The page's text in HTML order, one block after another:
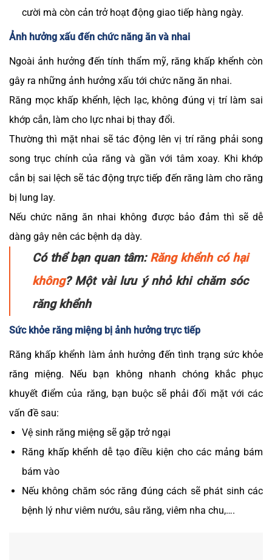
cười mà còn cản trở hoạt động giao tiếp hàng ngày.
Ảnh hưởng xấu đến chức năng ăn và nhai
Ngoài ảnh hưởng đến tính thẩm mỹ, răng khấp khểnh còn
gây ra những ảnh hưởng xấu tới chức năng ăn nhai.
Răng mọc khấp khểnh, lệch lạc, không đúng vị trí làm sai
khớp cắn, làm cho lực nhai bị thay đổi.
Thường thì mặt nhai sẽ tác động lên vị trí răng phải song
song trục chính của răng và gần với tâm xoay. Khi khớp
cắn bị sai lệch sẽ tác động trực tiếp đến răng làm cho răng
bị lung lay.
Nếu chức năng ăn nhai không được bảo đảm thì sẽ dễ
dàng gây nên các bệnh dạ dày.
Có thể bạn quan tâm: Răng khểnh có hại
không? Một vài lưu ý nhỏ khi chăm sóc
răng khểnh
Sức khỏe răng miệng bị ảnh hưởng trực tiếp
Răng khấp khểnh làm ảnh hưởng đến tình trạng sức khỏe
răng miệng. Nếu bạn không nhanh chóng khắc phục
khuyết điểm của răng, bạn buộc sẽ phải đối mặt với các
vấn đề sau:
Vệ sinh răng miệng sẽ gặp trở ngại
Răng khấp khểnh dễ tạo điều kiện cho các mảng bám
bám vào
Nếu không chăm sóc răng đúng cách sẽ phát sinh các
bệnh lý như viêm nướu, sâu răng, viêm nha chu,….